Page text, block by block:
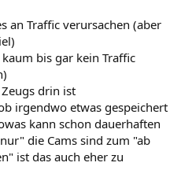
an Traffic verursachen (aber
bis gar kein Traffic
drin ist
irgendwo etwas gespeichert
kann schon dauerhaften
die Cams sind zum "ab
ist das auch eher zu